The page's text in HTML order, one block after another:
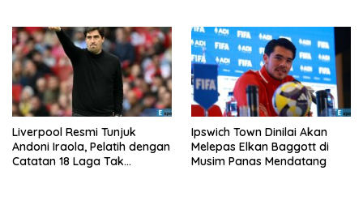
Liverpool Resmi Tunjuk
Andoni Iraola, Pelatih dengan
Catatan 18 Laga Tak
Ipswich Town Dinilai Akan
Melepas Elkan Baggott di
Musim Panas Mendatang